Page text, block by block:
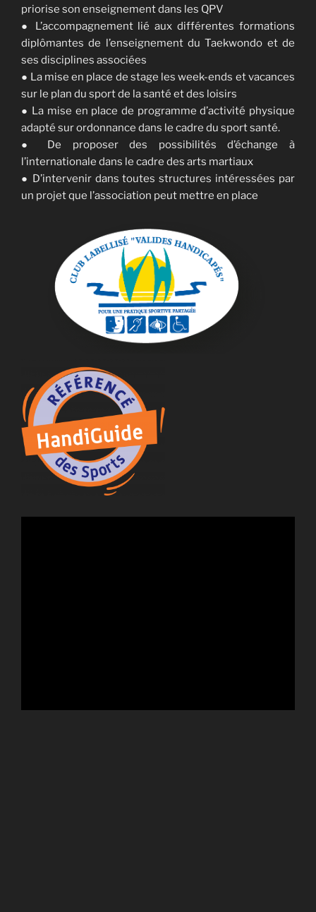
priorise son enseignement dans les QPV
● L’accompagnement lié aux différentes formations
diplômantes de l’enseignement du Taekwondo et de
ses disciplines associées
● La mise en place de stage les week-ends et vacances
sur le plan du sport de la santé et des loisirs
● La mise en place de programme d’activité physique
adapté sur ordonnance dans le cadre du sport santé.
● De proposer des possibilités d’échange à
l’internationale dans le cadre des arts martiaux
● D’intervenir dans toutes structures intéressées par
un projet que l’association peut mettre en place